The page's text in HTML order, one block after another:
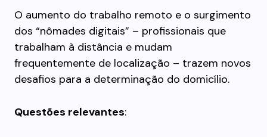
O aumento do trabalho remoto e o surgimento
dos “nômades digitais” – profissionais que
trabalham à distância e mudam
frequentemente de localização – trazem novos
desafios para a determinação do domicílio.
Questões relevantes: